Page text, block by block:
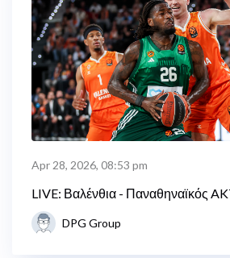
Apr 28, 2026, 08:53 pm
LIVE: Βαλένθια - Παναθηναϊκός
DPG Group